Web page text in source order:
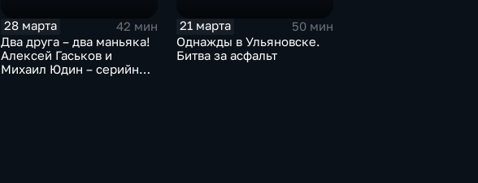
28 марта
42 мин
Два друга – два маньяка!
Алексей Гаськов и
Михаил Юдин – серийные
21 марта
50 мин
Однажды в Ульяновске.
Битва за асфальт